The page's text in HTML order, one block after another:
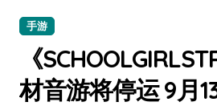
手游
《
材音游将停运 9月